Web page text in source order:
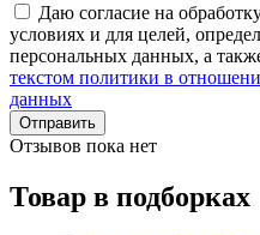
Даю согласие на
условиях и для целей,
персональных данных, а
текстом политики в
данных
Отправить
Отзывов пока нет
Товар в подборках